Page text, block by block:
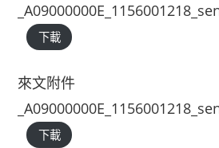
下載
來文附件
下載